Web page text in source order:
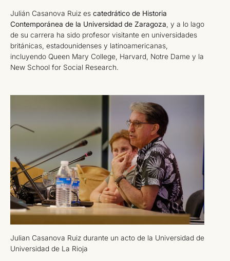
Julián Casanova Ruiz es catedrático de Historia
Contemporánea de la Universidad de Zaragoza, y a lo lago
de su carrera ha sido profesor visitante en universidades
británicas, estadounidenses y latinoamericanas,
incluyendo Queen Mary College, Harvard, Notre Dame y la
New School for Social Research.
Julian Casanova Ruiz durante un acto de la Universidad de
Universidad de La Rioja